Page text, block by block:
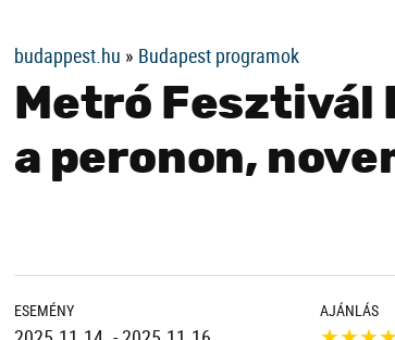
budappest.hu » Budapest programok
Metró
a peronon,
ESEMÉNY AJÁNLÁS